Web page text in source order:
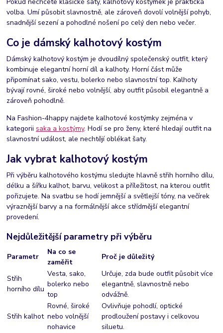
volba. Umí působit slavnostně, ale zároveň dovolí volnější pohyb,
snadnější sezení a pohodlné nošení po celý den nebo večer.
Co je dámský kalhotový kostým
Dámský kalhotový kostým je dvoudílný společenský outfit, který
kombinuje elegantní horní díl a kalhoty. Horní část může
připomínat sako, vestu, bolerko nebo slavnostní top. Kalhoty
bývají rovné, široké nebo volnější, aby outfit působil elegantně a
zároveň pohodlně.
Na Fashion-4happy najdete kalhotové kostýmky zejména v
kategoriisaka a kostýmy. Hodí se pro ženy, které hledají outfit na
slavnostní událost, ale nechtějí oblékat šaty.
Jak vybrat kalhotový kostým
Při výběru kalhotového kostýmu sledujte hlavně střih horního dílu,
délku a šířku kalhot, barvu, velikost a příležitost, na kterou outfit
pořizujete. Na svatbu se hodí jemnější a světlejší tóny, na večírek
výraznější barvy a na formálnější akce střídmější elegantní
provedení.
Nejdůležitější parametry při výběru
Parametr
Na co se
zaměřit
Proč je důležitý
Střih
horního dílu
Vesta, sako,
bolerko nebo
top
Určuje, zda bude outfit působit více
elegantně, slavnostně nebo
odvážně.
Střih kalhot
Rovné, široké
nebo volnější
nohavice
Ovlivňuje pohodlí, optické
prodloužení postavy i celkovou
siluetu.